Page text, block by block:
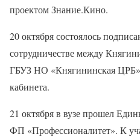
проектом Знание.Кино.
20 октября состоялось
сотрудничестве между
ГБУЗ НО «Княгининская
кабинета.
21 октября в вузе прошел
ФП «Профессионалитет». К